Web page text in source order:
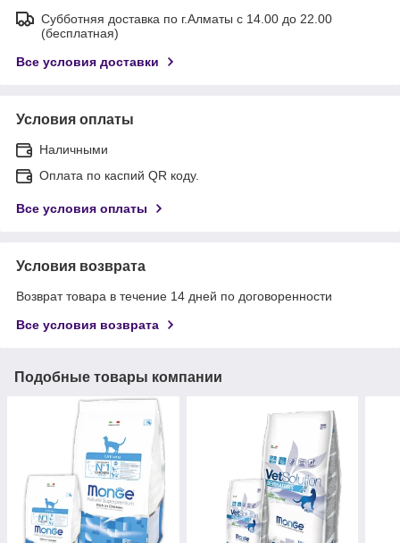
Субботняя доставка по г.Алматы с 14.00 до 22.00
(бесплатная)
Все условия доставки
Условия оплаты
Наличными
Оплата по каспий QR коду.
Все условия оплаты
Условия возврата
Возврат товара в течение 14 дней по договоренности
Все условия возврата
Подобные товары компании